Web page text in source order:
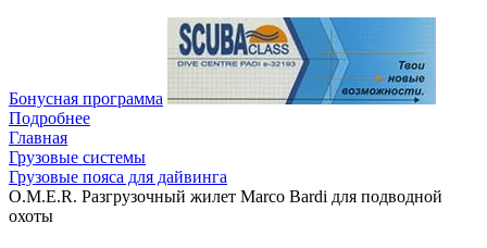
Бонусная программа
Подробнее
Главная
Грузовые системы
Грузовые пояса для дайвинга
O.M.E.R. Разгрузочный жилет Marco Bardi для подводной
охоты